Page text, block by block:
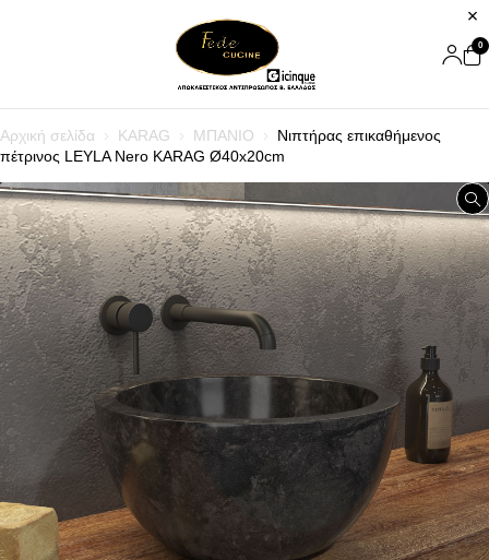
0
Αρχική σελίδα KARAG ΜΠΑΝΙΟ
Νιπτήρας επικαθήμενος
πέτρινος LEYLA Nero KARAG Ø40x20cm